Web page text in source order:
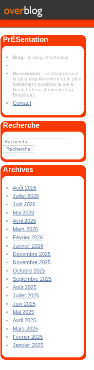
PrÉSentation
Blog : le blog chestrolais
Description : Le blog retrace
le plus régulièrement et le plus
fidèlement possible la vie à
Neufchâteau (Luxembourg-
Belgique).
Contact
Recherche
Archives
Août 2026
Juillet 2026
Juin 2026
Mai 2026
Avril 2026
Mars 2026
Février 2026
Janvier 2026
Décembre 2025
Novembre 2025
Octobre 2025
Septembre 2025
Août 2025
Juillet 2025
Juin 2025
Mai 2025
Avril 2025
Mars 2025
Février 2025
Janvier 2025